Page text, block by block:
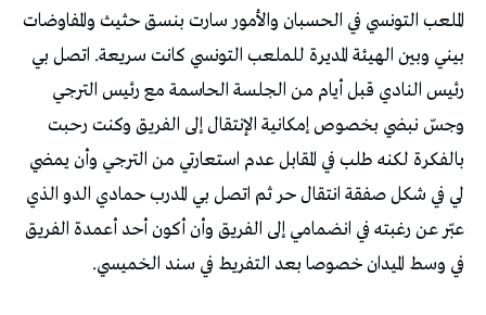
الملعب التونسي في الحسبان والأمور سارت بنسق حثيث والمفاوضات
بيني وبين الهيئة المديرة للملعب التونسي كانت سريعة. اتصل بي
رئيس النادي قبل أيام من الجلسة الحاسمة مع رئيس الترجي
وجسّ نبضي بخصوص إمكانية الإنتقال إلى الفريق وكنت رحبت
بالفكرة لكنه طلب في المقابل عدم استعارتي من الترجي وأن يمضي
لي في شكل صفقة انتقال حر ثم اتصل بي المدرب حمادي الدو الذي
عبّر عن رغبته في انضمامي إلى الفريق وأن أكون أحد أعمدة الفريق
في وسط الميدان خصوصا بعد التفريط في سند الخميسي.